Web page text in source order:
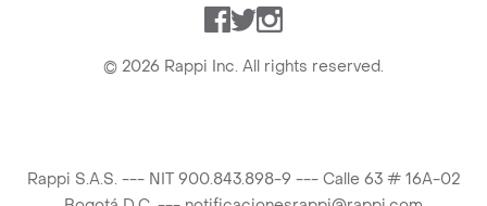
Facebook
TwitterInstagram
© 2026 Rappi Inc. All rights reserved.
Rappi S.A.S. --- NIT 900.843.898-9 --- Calle 63 # 16A-02